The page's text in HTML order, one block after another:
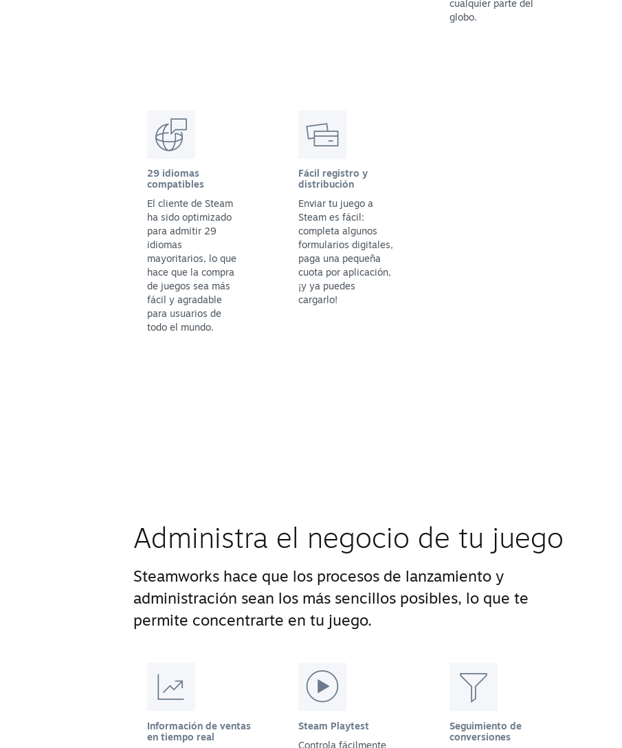
cualquier parte del
globo.
29 idiomas
compatibles
El cliente de Steam
ha sido optimizado
para admitir 29
idiomas
mayoritarios, lo que
hace que la compra
de juegos sea más
fácil y agradable
para usuarios de
todo el mundo.
Fácil registro y
distribución
Enviar tu juego a
Steam es fácil:
completa algunos
formularios digitales,
paga una pequeña
cuota por aplicación,
¡y ya puedes
cargarlo!
Administra el negocio de tu juego
Steamworks hace que los procesos de lanzamiento y
administración sean los más sencillos posibles, lo que te
permite concentrarte en tu juego.
Información de ventas
en tiempo real
Steam Playtest
Controla fácilmente
Seguimiento de
conversiones